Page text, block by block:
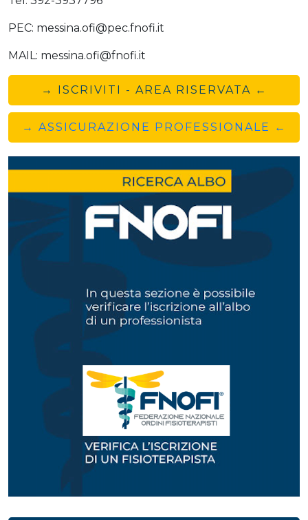
PEC: messina.ofi@pec.fnofi.it
MAIL: messina.ofi@fnofi.it
→ ISCRIVITI - AREA RISERVATA ←
→ ASSICURAZIONE PROFESSIONALE ←